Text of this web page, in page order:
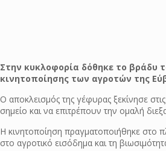
Στην κυκλοφορία δόθηκε το βράδυ
κινητοποίησης των αγροτών της
Ο αποκλεισμός της γέφυρας ξεκίνησε
σημείο και να επιτρέπουν την ομαλή
Η κινητοποίηση πραγματοποιήθηκε
στο αγροτικό εισόδημα και τη